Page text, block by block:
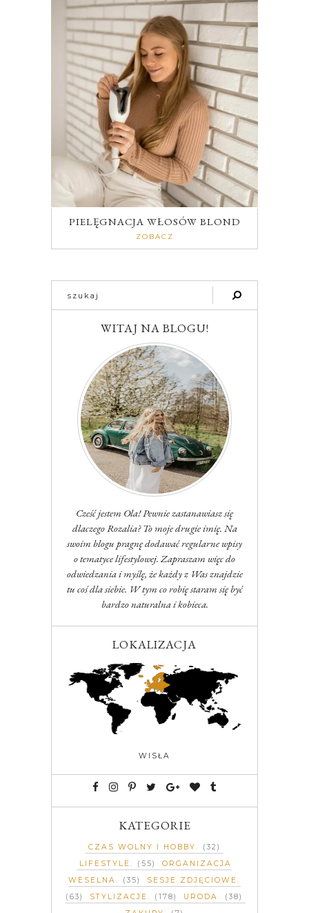
PIELĘGNACJA WŁOSÓW BLOND
ZOBACZ
WITAJ NA BLOGU!
Cześć jestem Ola! Pewnie zastanawiasz się
dlaczego Rozalia? To moje drugie imię. Na
swoim blogu pragnę dodawać regularne wpisy
o tematyce lifestylowej. Zapraszam więc do
odwiedzania i myślę, że każdy z Was znajdzie
tu coś dla siebie. W tym co robię staram się być
bardzo naturalna i kobieca.
LOKALIZACJA
WISŁA
KATEGORIE
CZAS WOLNY I HOBBY
(32)
LIFESTYLE
(55)
ORGANIZACJA
WESELNA
(35)
SESJE ZDJĘCIOWE
(63)
STYLIZACJE (178) URODA
(38)